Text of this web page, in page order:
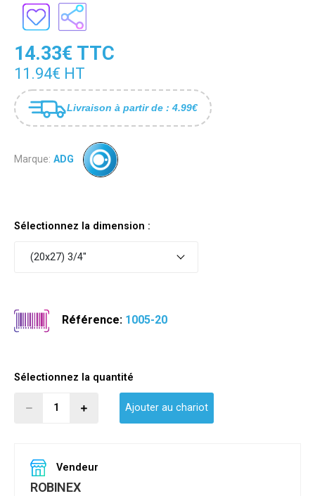
14.33€ TTC
11.94€ HT
Livraison à partir de : 4.99€
Marque: ADG
Sélectionnez la dimension :
(20x27) 3/4"
Référence: 1005-20
Sélectionnez la quantité
Ajouter au chariot
Vendeur
ROBINEX